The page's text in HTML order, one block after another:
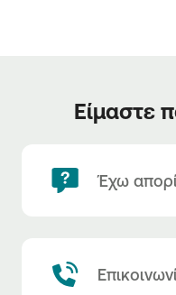
Είμαστε
Έχω